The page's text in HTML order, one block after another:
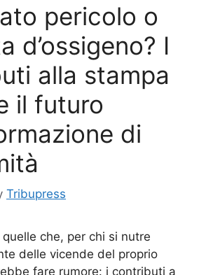
pericolo o
d’ossigeno? I
alla stampa
il futuro
di
Tribupress
che, per chi si nutre
delle vicende del proprio
fare rumore: i contributi a